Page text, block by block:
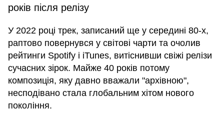
років після релізу
У 2022 році трек, записаний ще у середині 80-х,
раптово повернувся у світові чарти та очолив
рейтинги Spotify і iTunes, витіснивши свіжі релізи
сучасних зірок. Майже 40 років потому
композиція, яку давно вважали "архівною",
несподівано стала глобальним хітом нового
покоління.